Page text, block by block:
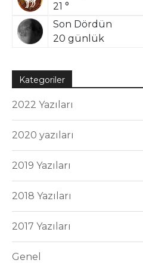
21 °
Son Dördün
20 günlük
Kategoriler
2022 Yazıları
2020 yazıları
2019 Yazıları
2018 Yazıları
2017 Yazıları
Genel